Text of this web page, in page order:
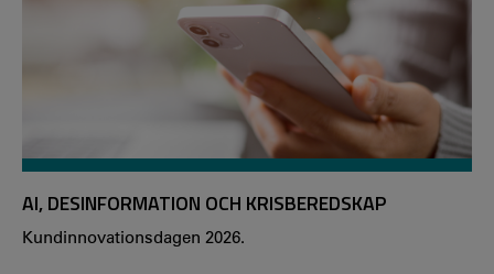
AI, DESINFORMATION OCH KRISBEREDSKAP
Kundinnovationsdagen 2026.